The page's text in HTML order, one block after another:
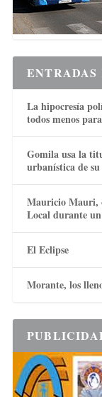
ENTRADAS
La hipocresía
todos menos
Gomila usa la
urbanística de
Mauricio Mauri,
Local durante
El Eclipse
Morante, los